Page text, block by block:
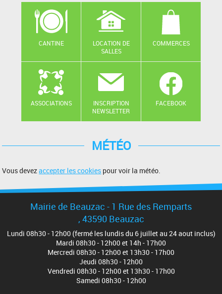
CANTINE
LOCATION DE
SALLES
COMMERCES
ASSOCIATIONS
INSCRIPTION
NEWSLETTER
FACEBOOK
MÉTÉO
Vous devezaccepter les cookies pour voir la météo.
Mairie de Beauzac - 1 Rue des Remparts
, 43590 Beauzac
Lundi 08h30 - 12h00 (fermé les lundis du 6 juillet au 24 aout inclus)
Mardi 08h30 - 12h00 et 14h - 17h00
Mercredi 08h30 - 12h00 et 13h30 - 17h00
Jeudi 08h30 - 12h00
Vendredi 08h30 - 12h00 et 13h30 - 17h00
Samedi 08h30 - 12h00